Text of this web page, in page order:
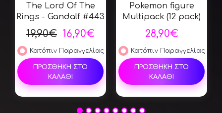
The Lord Of The
Rings - Gandalf #443
19,90€ 16,90€
Κατόπιν Παραγγελίας
ΠΡΟΣΘΗΚΗ ΣΤΟ
ΚΑΛΑΘΙ
Pokemon figure
Multipack (12 pack)
28,90€
Κατόπιν Παραγγελίας
ΠΡΟΣΘΗΚΗ ΣΤΟ
ΚΑΛΑΘΙ